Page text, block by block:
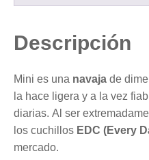
Descripción
Mini es una navaja de
la hace ligera y a la vez
diarias. Al ser
los cuchillos EDC (Every
mercado.